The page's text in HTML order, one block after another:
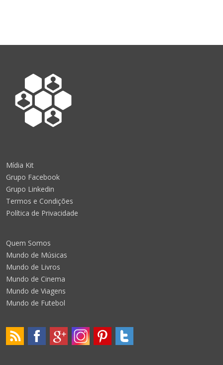
Mídia Kit
Grupo Facebook
Grupo Linkedin
Termos e Condições
Política de Privacidade
Quem Somos
Mundo de Músicas
Mundo de Livros
Mundo de Cinema
Mundo de Viagens
Mundo de Futebol